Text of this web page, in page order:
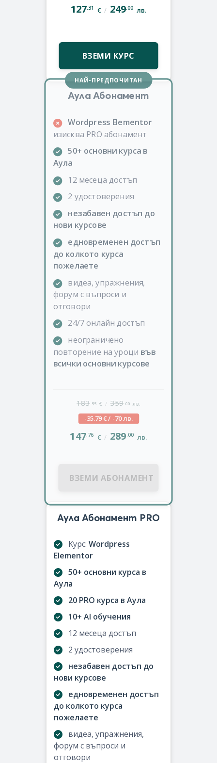
127 .31 € / 249 .00 лв.
ВЗЕМИ КУРС
НАЙ-ПРЕДПОЧИТАН
Аула Абонамент
Wordpress Elementor
изисква PRO абонамент
50+ основни курса в
Аула
12 месеца достъп
2 удостоверения
незабавен достъп до
нови курсове
едновременен достъп
до колкото курса
пожелаете
видеа, упражнения,
форум с въпроси и
отговори
24/7 онлайн достъп
неограничено
повторение на уроци във
всички основни курсове
183.55 € / 359 .00 лв.
-35.79 € / -70 лв.
147 .76 € / 289 .00 лв.
ВЗЕМИ АБОНАМЕНТ
Аула Абонамент PRO
Kурс: Wordpress
Elementor
50+ основни курса в
Аула
20 PRO курса в Аула
10+ AI обучения
12 месеца достъп
2 удостоверения
незабавен достъп до
нови курсове
едновременен достъп
до колкото курса
пожелаете
видеа, упражнения,
форум с въпроси и
отговори